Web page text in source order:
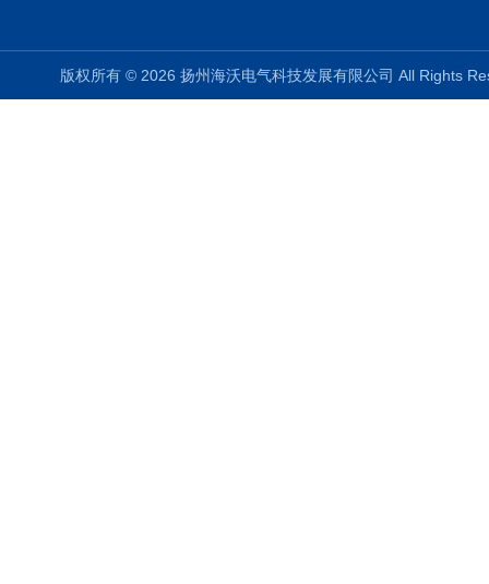
版权所有 © 2026 扬州海沃电气科技发展有限公司 All